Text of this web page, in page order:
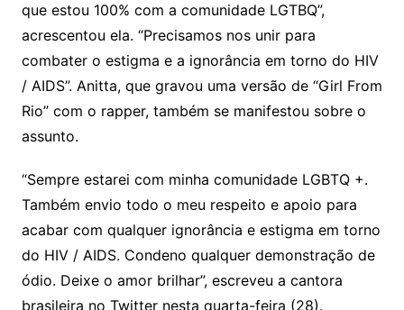
que estou 100% com a comunidade LGTBQ”,
acrescentou ela. “Precisamos nos unir para
combater o estigma e a ignorância em torno do HIV
/ AIDS”. Anitta, que gravou uma versão de “Girl From
Rio” com o rapper, também se manifestou sobre o
assunto.
“Sempre estarei com minha comunidade LGBTQ +.
Também envio todo o meu respeito e apoio para
acabar com qualquer ignorância e estigma em torno
do HIV / AIDS. Condeno qualquer demonstração de
ódio. Deixe o amor brilhar”, escreveu a cantora
brasileira no Twitter nesta quarta-feira (28).